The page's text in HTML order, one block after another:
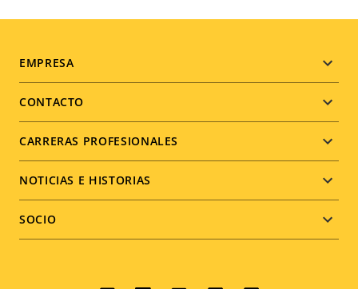
Footer
menu
EMPRESA
CONTACTO
CARRERAS PROFESIONALES
NOTICIAS E HISTORIAS
SOCIO